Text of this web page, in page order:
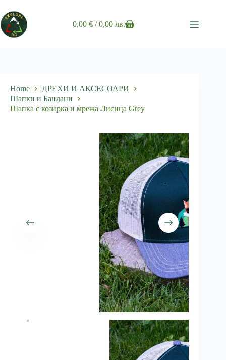
to
content
Shopping
0,00€ / 0,00 лв.
Home
ДРЕХИ И АКСЕСОАРИ
Шапки и Бандани
Шапка с козирка и мрежа Лисица Grey